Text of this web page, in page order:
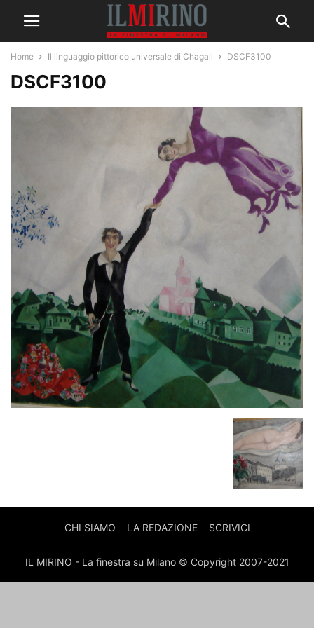
Home Il linguaggio pittorico universale di Chagall DSCF3100
DSCF3100
CHI SIAMO LA REDAZIONE SCRIVICI
IL MIRINO - La finestra su Milano © Copyright 2007-2021